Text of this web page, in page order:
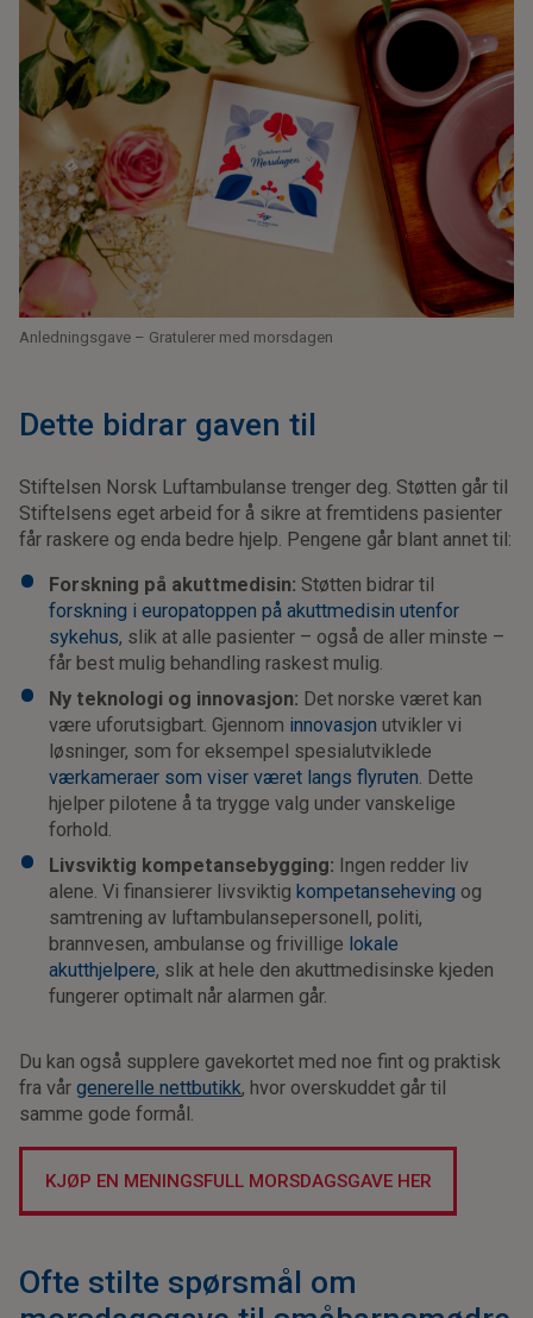
Anledningsgave – Gratulerer med morsdagen
Dette bidrar gaven til
Stiftelsen Norsk Luftambulanse trenger deg. Støtten går til
Stiftelsens eget arbeid for å sikre at fremtidens pasienter
får raskere og enda bedre hjelp. Pengene går blant annet til:
Forskning på akuttmedisin: Støtten bidrar til
forskning i europatoppen på akuttmedisin utenfor
sykehus, slik at alle pasienter – også de aller minste –
får best mulig behandling raskest mulig.
Ny teknologi og innovasjon: Det norske været kan
være uforutsigbart. Gjennom innovasjon utvikler vi
løsninger, som for eksempel spesialutviklede
værkameraer som viser været langs flyruten. Dette
hjelper pilotene å ta trygge valg under vanskelige
forhold.
Livsviktig kompetansebygging: Ingen redder liv
alene. Vi finansierer livsviktig kompetanseheving og
samtrening av luftambulansepersonell, politi,
brannvesen, ambulanse og frivillige lokale
akutthjelpere, slik at hele den akuttmedisinske kjeden
fungerer optimalt når alarmen går.
Du kan også supplere gavekortet med noe fint og praktisk
fra vårgenerelle nettbutikk, hvor overskuddet går til
samme gode formål.
KJØP EN MENINGSFULL MORSDAGSGAVE HER
Ofte stilte spørsmål om